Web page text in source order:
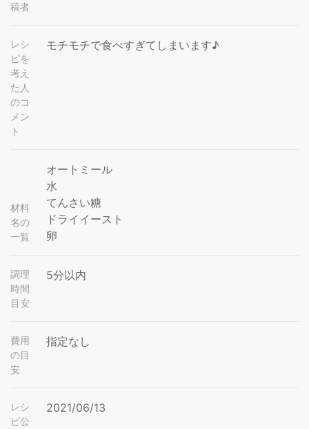
稿者
レシ
ピを
考え
た人
のコ
メン
ト
モチモチで食べすぎてしまいます♪
材料
名の
一覧
オートミール
水
てんさい糖
ドライイースト
卵
調理
時間
目安
5分以内
費用
の目
安
指定なし
レシ
ピ公
2021/06/13